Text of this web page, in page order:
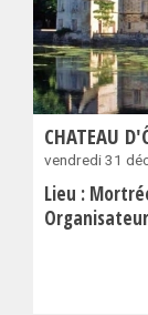
CHATEAU
vendredi 31
Lieu :